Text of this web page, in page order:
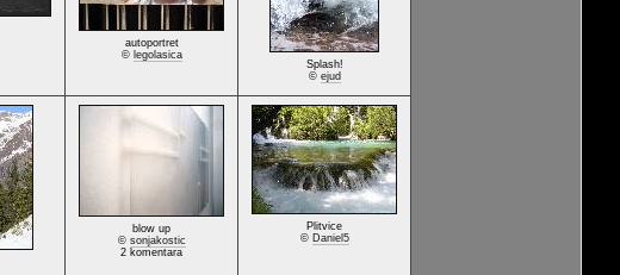
autoportret
© legolasica
Splash!
© ejud
blow up
© sonjakostic
2 komentara
Plitvice
© Daniel5